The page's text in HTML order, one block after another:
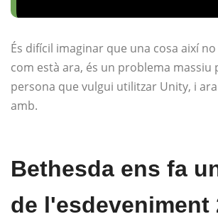
És difícil imaginar que una cosa així
com està ara, és un problema massiu
persona que vulgui utilitzar Unity, i
amb.
Bethesda ens fa
de l'esdeveniment